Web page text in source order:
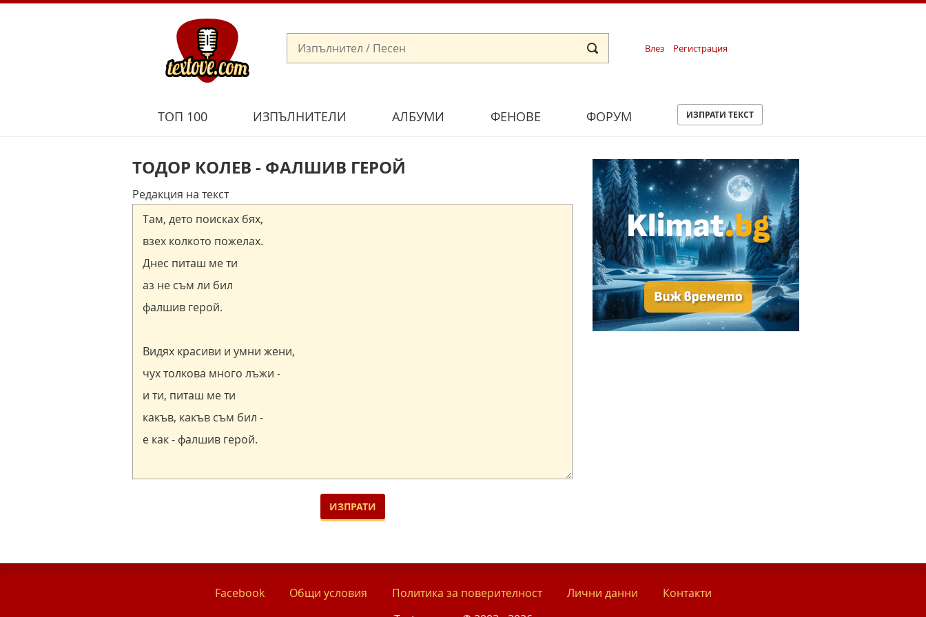
Влез Регистрация
ТОП 100 ИЗПЪЛНИТЕЛИ АЛБУМИ ФЕНОВЕ ФОРУМ ИЗПРАТИ ТЕКСТ
ТОДОР КОЛЕВ - ФАЛШИВ ГЕРОЙ
Редакция на текст
Facebook Общи условия Политика за поверителност Лични данни
Контакти